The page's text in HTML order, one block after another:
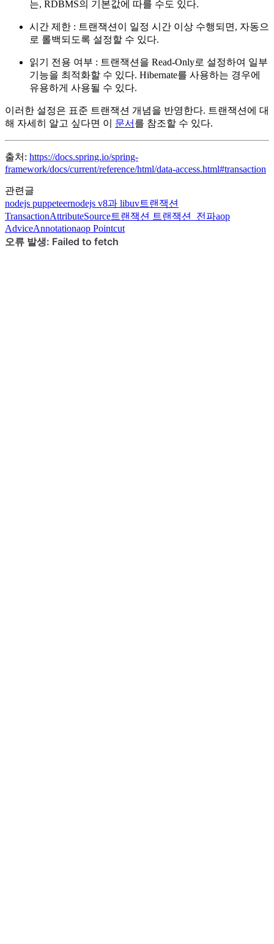
는, RDBMS의 기본값에 따를 수도 있다.
시간 제한 : 트랜잭션이 일정 시간 이상 수행되면, 자동으
로 롤백되도록 설정할 수 있다.
읽기 전용 여부 : 트랜잭션을 Read-Only로 설정하여 일부
기능을 최적화할 수 있다. Hibernate를 사용하는 경우에
유용하게 사용될 수 있다.
이러한 설정은 표준 트랜잭션 개념을 반영한다. 트랜잭션에 대
해 자세히 알고 싶다면 이 문서 를 참조할 수 있다.
출처: https://docs.spring.io/spring-
framework/docs/current/reference/html/data-access.html#transaction
관련글
nodejs puppeteernodejs v8과 libuv트랜잭션
TransactionAttributeSource트랜잭션 트랜잭션 전파aop
AdviceAnnotationaop Pointcut